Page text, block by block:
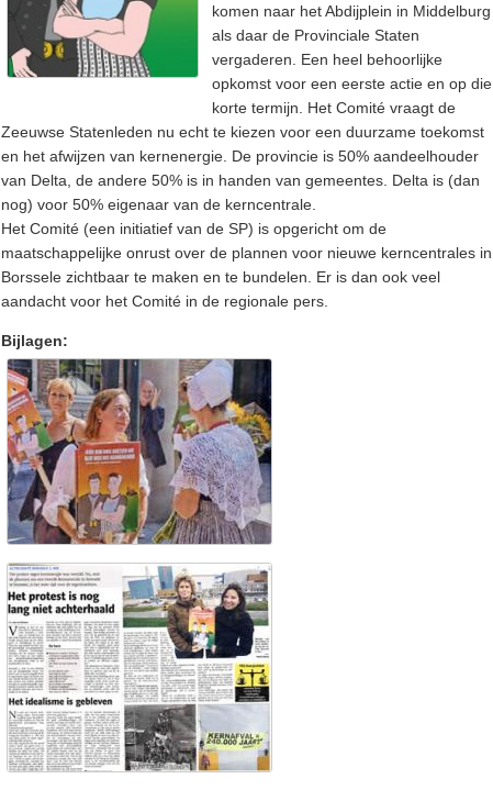
komen naar het Abdijplein in Middelburg
als daar de Provinciale Staten
vergaderen. Een heel behoorlijke
opkomst voor een eerste actie en op die
korte termijn. Het Comité vraagt de
Zeeuwse Statenleden nu echt te kiezen voor een duurzame toekomst
en het afwijzen van kernenergie. De provincie is 50% aandeelhouder
van Delta, de andere 50% is in handen van gemeentes. Delta is (dan
nog) voor 50% eigenaar van de kerncentrale.
Het Comité (een initiatief van de SP) is opgericht om de
maatschappelijke onrust over de plannen voor nieuwe kerncentrales in
Borssele zichtbaar te maken en te bundelen. Er is dan ook veel
aandacht voor het Comité in de regionale pers.
Bijlagen: